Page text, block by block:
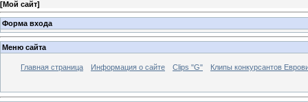
[Мой сайт]
Форма входа
Меню сайта
Главная страница Информация о сайте Clips "G" Клипы конкурсантов